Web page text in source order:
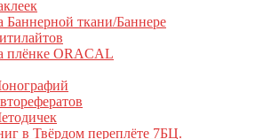
Баннерной ткани/Баннере
плёнке ORACAL
в Твёрдом переплёте 7БЦ.